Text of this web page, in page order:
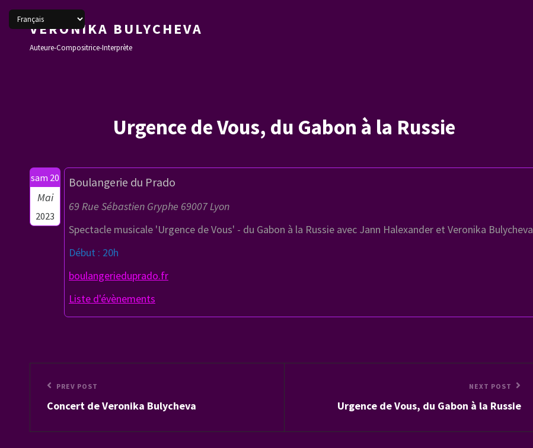
VERONIKA BULYCHEVA
Auteure-Compositrice-Interprète
Urgence de Vous, du Gabon à la Russie
sam 20
Mai
2023
Boulangerie du Prado
69 Rue Sébastien Gryphe 69007 Lyon
Spectacle musicale 'Urgence de Vous' - du Gabon à la Russie avec Jann Halexander et Veronika Bulycheva
Début : 20h
boulangerieduprado.fr
Liste d'évènements
Navigation
de
l’article
Previous
Post
PREV POST
Concert de Veronika Bulycheva
NEXT POST
Urgence de Vous, du Gabon à la Russie